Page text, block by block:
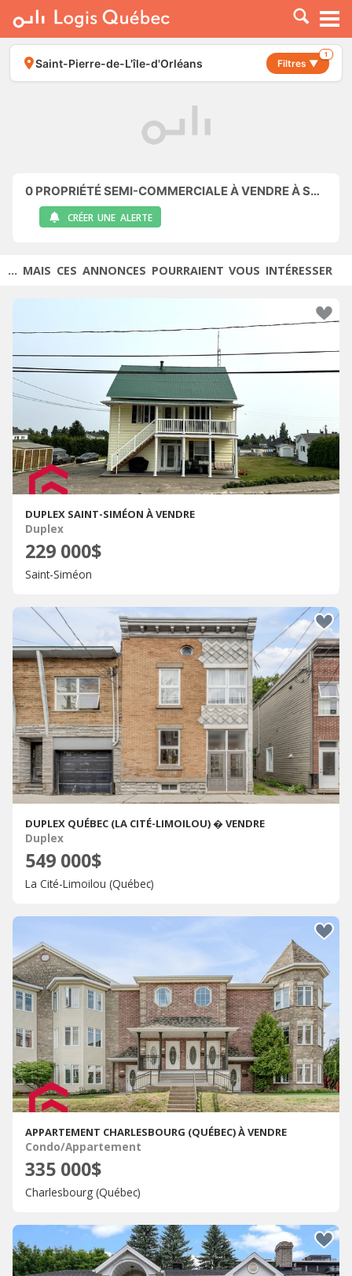
À LOUER
À VENDRE
PLACER UNE ANNONCE
Saint-Pierre-de-L'île-d'Orléans Filtres ▼
1
0 PROPRIÉTÉ SEMI-COMMERCIALE À VENDRE À SAINT-PIERRE-DE-L'ÎLE-D'ORLÉANS
CRÉER UNE ALERTE
... MAIS CES ANNONCES POURRAIENT VOUS INTÉRESSER
DUPLEX SAINT-SIMÉON À VENDRE
Duplex
229 000$
Saint-Siméon
DUPLEX QUÉBEC (LA CITÉ-LIMOILOU) � VENDRE
Duplex
549 000$
La Cité-Limoilou (Québec)
APPARTEMENT CHARLESBOURG (QUÉBEC) À VENDRE
Condo/Appartement
335 000$
Charlesbourg (Québec)